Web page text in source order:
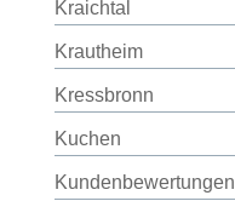
Kraichtal
Krautheim
Kressbronn
Kuchen
Kundenbewertungen